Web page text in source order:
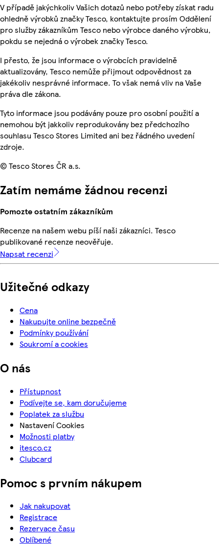
V případě jakýchkoliv Vašich dotazů nebo potřeby získat radu
ohledně výrobků značky Tesco, kontaktujte prosím Oddělení
pro služby zákazníkům Tesco nebo výrobce daného výrobku,
pokdu se nejedná o výrobek značky Tesco.
I přesto, že jsou informace o výrobcích pravidelně
aktualizovány, Tesco nemůže přijmout odpovědnost za
jakékoliv nesprávné informace. To však nemá vliv na Vaše
práva dle zákona.
Tyto informace jsou podávány pouze pro osobní použití a
nemohou být jakkoliv reprodukovány bez předchozího
souhlasu Tesco Stores Limited ani bez řádného uvedení
zdroje.
© Tesco Stores ČR a.s.
Zatím nemáme žádnou recenzi
Pomozte ostatním zákazníkům
Recenze na našem webu píší naši zákazníci. Tesco
publikované recenze neověřuje.
Napsat recenzi
Užitečné odkazy
Cena
Nakupujte online bezpečně
Podmínky používání
Soukromí a cookies
O nás
Přístupnost
Podívejte se, kam doručujeme
Poplatek za službu
Nastavení Cookies
Možnosti platby
itesco.cz
Clubcard
Pomoc s prvním nákupem
Jak nakupovat
Registrace
Rezervace času
Oblíbené